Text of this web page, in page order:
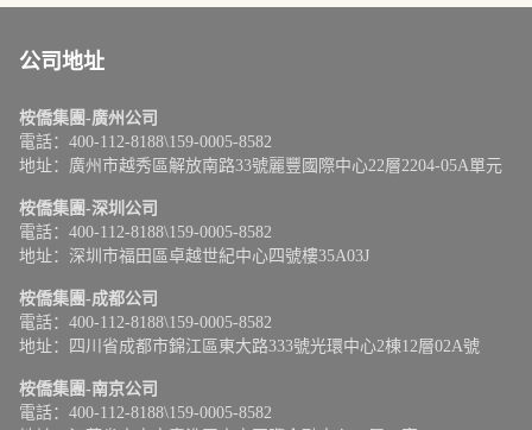
公司地址
桉僑集團-廣州公司
電話：400-112-8188\159-0005-8582
地址：廣州市越秀區解放南路33號麗豐國際中心22層2204-05A單元
桉僑集團-深圳公司
電話：400-112-8188\159-0005-8582
地址：深圳市福田區卓越世紀中心四號樓35A03J
桉僑集團-成都公司
電話：400-112-8188\159-0005-8582
地址：四川省成都市錦江區東大路333號光環中心2棟12層02A號
桉僑集團-南京公司
電話：400-112-8188\159-0005-8582